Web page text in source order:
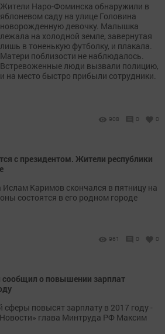
Жители Наро-Фоминска обнаружили в
яблоневом саду на улице Головина
новорожденную девочку. Малышка
лежала на холодной земле, завернутая
лишь в тоненькую футболку, и плакала.
Матери поблизости не наблюдалось.
Встревоженные люди вызвали полицию,
и на место быстро прибыли сотрудники.
908 0 0
с президентом. Жители республики
Ислам Каримов скончался в пятницу на
состоятся в его родном городе
961 0 0
сообщил о повышении зарплат
повысят зарплату в 2017 году -
глава Минтруда РФ Максим